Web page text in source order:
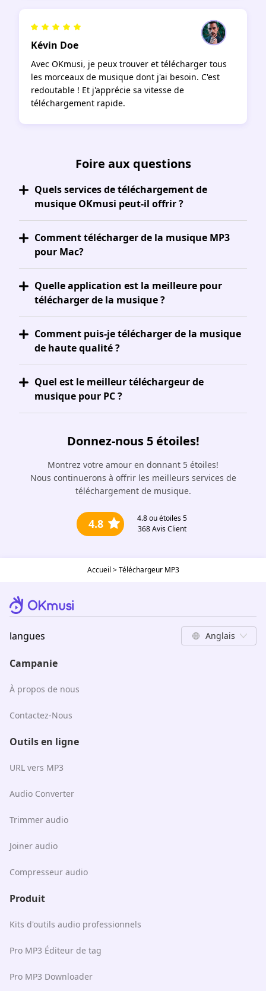
Kévin Doe
Avec OKmusi, je peux trouver et télécharger tous
les morceaux de musique dont j'ai besoin. C'est
redoutable ! Et j'apprécie sa vitesse de
téléchargement rapide.
Foire aux questions
Quels services de téléchargement de
musique OKmusi peut-il offrir ?
Comment télécharger de la musique MP3
pour Mac?
Quelle application est la meilleure pour
télécharger de la musique ?
Comment puis-je télécharger de la musique
de haute qualité ?
Quel est le meilleur téléchargeur de
musique pour PC ?
Donnez-nous 5 étoiles!
Montrez votre amour en donnant 5 étoiles!
Nous continuerons à offrir les meilleurs services de
téléchargement de musique.
4.8 4.8ou étoiles 5
368Avis Client
Accueil >Téléchargeur MP3
langues Anglais
Campanie
À propos de nous
Contactez-Nous
Outils en ligne
URL vers MP3
Audio Converter
Trimmer audio
Joiner audio
Compresseur audio
Produit
Kits d'outils audio professionnels
Pro MP3 Éditeur de tag
Pro MP3 Downloader